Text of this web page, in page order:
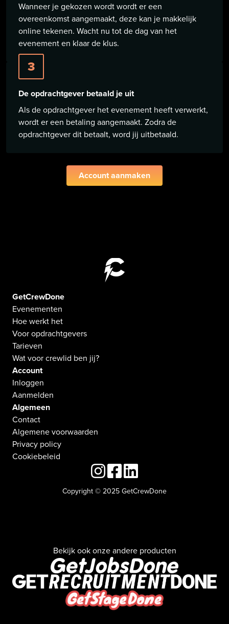
Wanneer je gekozen wordt wordt er een
overeenkomst aangemaakt, deze kan je makkelijk
online tekenen. Wacht nu tot de dag van het
evenement en klaar de klus.
3
De opdrachtgever betaald je uit
Als de opdrachtgever het evenement heeft verwerkt,
wordt er een betaling aangemaakt. Zodra de
opdrachtgever dit betaalt, word jij uitbetaald.
Account aanmaken
GetCrewDone
Evenementen
Hoe werkt het
Voor opdrachtgevers
Tarieven
Wat voor crewlid ben jij?
Account
Inloggen
Aanmelden
Algemeen
Contact
Algemene voorwaarden
Privacy policy
Cookiebeleid
Copyright © 2025 GetCrewDone
Bekijk ook onze andere producten